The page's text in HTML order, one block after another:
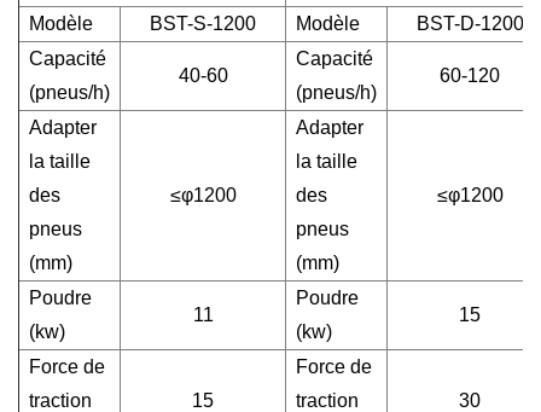
Modèle
BST-S-1200 Modèle
BST-D-1200
Capacité
(pneus/h)
40-60
Capacité
(pneus/h)
60-120
Adapter
la taille
des
pneus
(mm)
≤φ1200
Adapter
la taille
des
pneus
(mm)
≤φ1200
Poudre
(kw)
11
Poudre
(kw)
15
Force de
traction
15
Force de
traction
30